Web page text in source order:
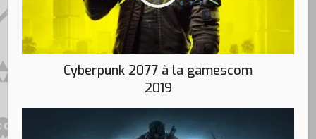
Cyberpunk 2077 à la gamescom
2019